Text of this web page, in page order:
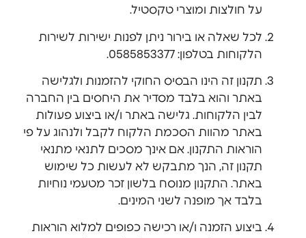
על חולצות ומוצרי טקסטיל.
לכל שאלה או בירור ניתן לפנות ישירות לשירות
הלקוחות בטלפון: 0585853377.
תקנון זה הינו הבסיס החוקי להזמנות ולגלישה
באתר והוא בלבד מסדיר את היחסים בין החברה
לבין הלקוחות. גלישה באתר ו/או ביצוע פעולות
באתר מהוות הסכמת הלקוח לקבל ולנהוג על פי
הוראות התקנון. אם אינך מסכים לתנאי מתנאי
תקנון זה, הנך מתבקש לא לעשות כל שימוש
באתר. התקנון מנוסח בלשון זכר מטעמי נוחיות
בלבד אך מופנה לשני המינים.
ביצוע הזמנה ו/או רכישה כפופים למלוא הוראות